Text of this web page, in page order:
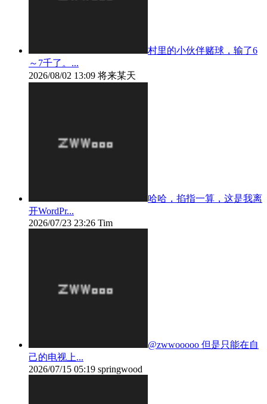
村里的小伙伴赌球，输了6
～7千了。...
2026/08/02 13:09 将来某天
哈哈，掐指一算，这是我离
开WordPr...
2026/07/23 23:26 Tim
@zwwooooo 但是只能在自
己的电视上...
2026/07/15 05:19 springwood